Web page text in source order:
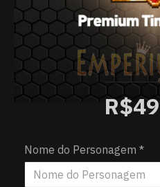
Nome do Personagem